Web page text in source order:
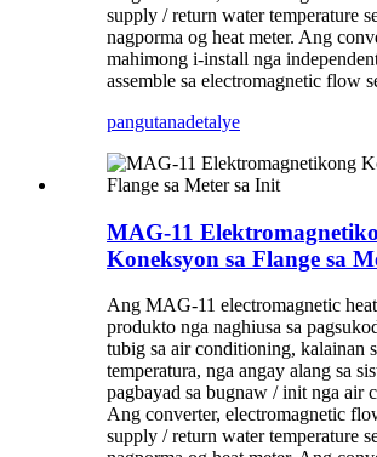
supply / return water temperature
nagporma og heat meter. Ang
mahimong i-install nga
assemble sa electromagnetic flow
pangutanadetalye
MAG-11
Koneksyon sa Flange sa
Ang MAG-11 electromagnetic
produkto nga naghiusa sa
tubig sa air conditioning, kalainan
temperatura, nga angay alang sa
pagbayad sa bugnaw / init nga air
Ang converter, electromagnetic
supply / return water temperature